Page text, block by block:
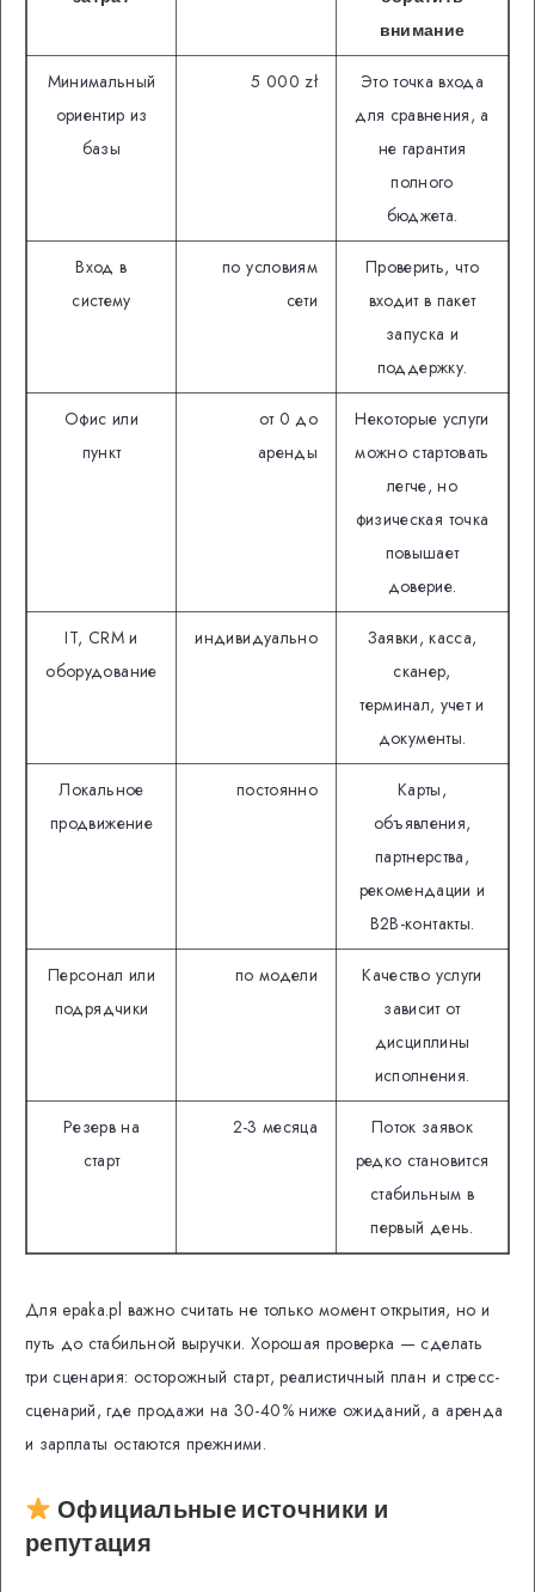
внимание
Минимальный
ориентир из
базы
5 000 zł
Это точка входа
для сравнения, а
не гарантия
полного
бюджета.
Вход в
систему
по условиям
сети
Проверить, что
входит в пакет
запуска и
поддержку.
Офис или
пункт
от 0 до
аренды
Некоторые услуги
можно стартовать
легче, но
физическая точка
повышает
доверие.
IT, CRM и
оборудование
индивидуально
Заявки, касса,
сканер,
терминал, учет и
документы.
Локальное
продвижение
постоянно
Карты,
объявления,
партнерства,
рекомендации и
B2B-контакты.
Персонал или
подрядчики
по модели
Качество услуги
зависит от
дисциплины
исполнения.
Резерв на
старт
2-3 месяца
Поток заявок
редко становится
стабильным в
первый день.
Для epaka.pl важно считать не только момент открытия, но и
путь до стабильной выручки. Хорошая проверка — сделать
три сценария: осторожный старт, реалистичный план и стресс-
сценарий, где продажи на 30-40% ниже ожиданий, а аренда
и зарплаты остаются прежними.
Официальные источники и
репутация